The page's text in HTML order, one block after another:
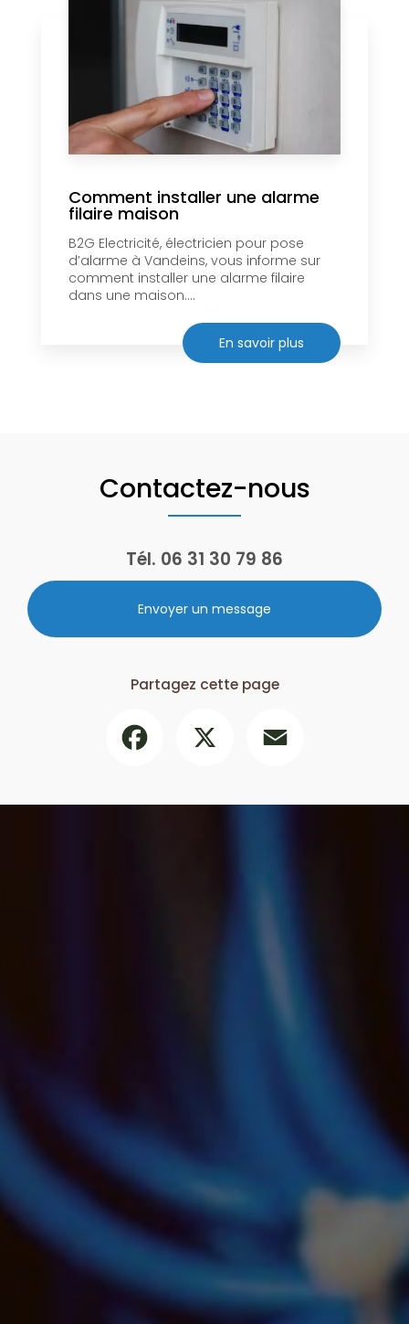
Comment installer une alarme
filaire maison
B2G Electricité, électricien pour pose
d’alarme à Vandeins, vous informe sur
comment installer une alarme filaire
dans une maison....
En savoir plus
Contactez-nous
Tél. 06 31 30 79 86
Envoyer un message
Partagez cette page